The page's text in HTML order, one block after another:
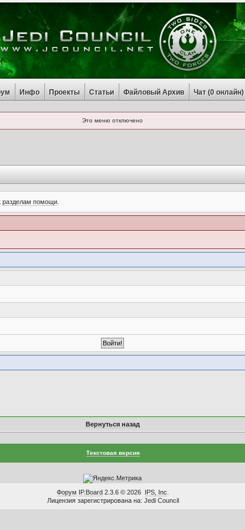
Инфо Проекты Статьи Файловый Архив Чат (0онлайн)
Это меню отключено
разделам помощи.
Вернуться назад
Текстовая версия
Форум IP.Board 2.3.6 © 2026 IPS, Inc
Лицензия зарегистрирована на: Jedi Council